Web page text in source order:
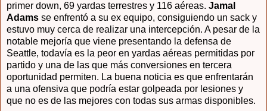
primer down, 69 yardas terrestres y 116 aéreas. Jamal
Adams se enfrentó a su ex equipo, consiguiendo un sack y
estuvo muy cerca de realizar una intercepción. A pesar de la
notable mejoría que viene presentando la defensa de
Seattle, todavía es la peor en yardas aéreas permitidas por
partido y una de las que más conversiones en tercera
oportunidad permiten. La buena noticia es que enfrentarán
a una ofensiva que podría estar golpeada por lesiones y
que no es de las mejores con todas sus armas disponibles.